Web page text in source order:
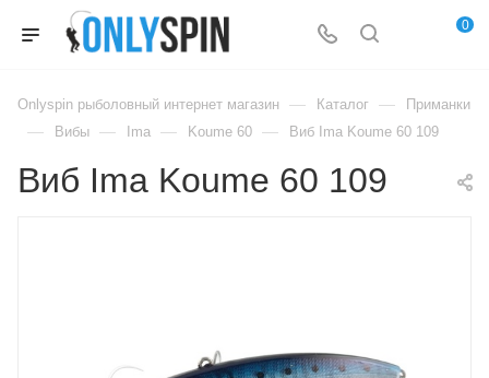
0
Onlyspin рыболовный интернет магазин — Каталог — Приманки
— Вибы — Ima — Koume 60 — Виб Ima Koume 60 109
Виб Ima Koume 60 109